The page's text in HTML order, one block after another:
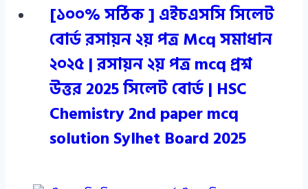
[১০০% সঠিক ] এইচএসসি সিলেট
বোর্ড রসায়ন ২য় পত্র Mcq সমাধান
২০২৫ | রসায়ন ২য় পত্র mcq প্রশ্ন
উত্তর 2025 সিলেট বোর্ড | HSC
Chemistry 2nd paper mcq
solution Sylhet Board 2025